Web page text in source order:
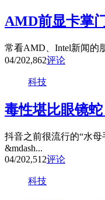
AMD前显卡掌
常看AMD、Intel新闻的
04/202,862评论
科技
毒性堪比眼镜
抖音之前很流行的“水
&mdash...
04/202,512评论
科技